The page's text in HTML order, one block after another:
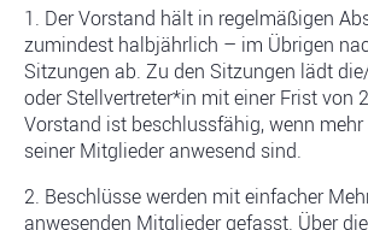
1. Der Vorstand hält in regelmäßigen
zumindest halbjährlich – im Übrigen
Sitzungen ab. Zu den Sitzungen lädt
oder Stellvertreter*in mit einer Frist von
Vorstand ist beschlussfähig, wenn
seiner Mitglieder anwesend sind.
2. Beschlüsse werden mit einfacher
anwesenden Mitglieder gefasst. Über